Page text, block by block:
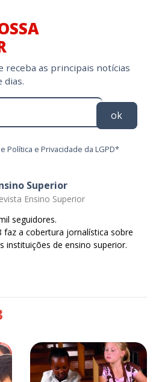
receba as principais notícias
dias.
ok
Política e Privacidade da LGPD*
Superior
Ensino Superior
seguidores.
faz a cobertura jornalística sobre
instituições de ensino superior.